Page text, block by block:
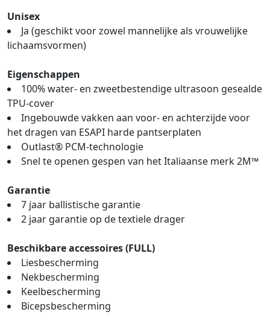
Unisex
Ja (geschikt voor zowel mannelijke als vrouwelijke
lichaamsvormen)
Eigenschappen
100% water- en zweetbestendige ultrasoon gesealde
TPU-cover
Ingebouwde vakken aan voor- en achterzijde voor
het dragen van ESAPI harde pantserplaten
Outlast® PCM-technologie
Snel te openen gespen van het Italiaanse merk 2M™
Garantie
7 jaar ballistische garantie
2 jaar garantie op de textiele drager
Beschikbare accessoires (FULL)
Liesbescherming
Nekbescherming
Keelbescherming
Bicepsbescherming